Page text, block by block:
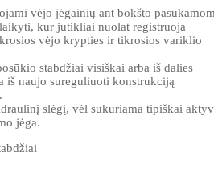
vėjo jėgainių ant bokšto
kur jutikliai nuolat registruoja
vėjo krypties ir tikrosios variklio
stabdžiai visiškai arba iš dalies
iš naujo sureguliuoti konstrukciją
slėgį, vėl sukuriama tipiškai
jėga.